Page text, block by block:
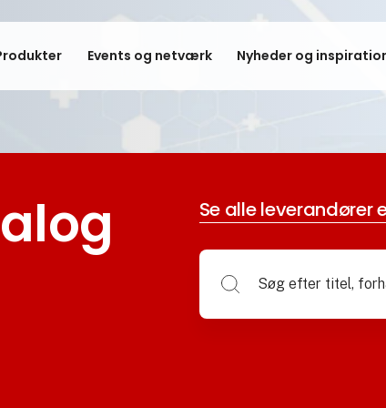
Events og netværk Nyheder og
Se alle leverandører